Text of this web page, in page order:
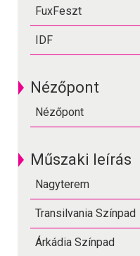
FuxFeszt
IDF
Nézőpont
Nézőpont
Műszaki leírás
Nagyterem
Transilvania Színpad
Árkádia Színpad